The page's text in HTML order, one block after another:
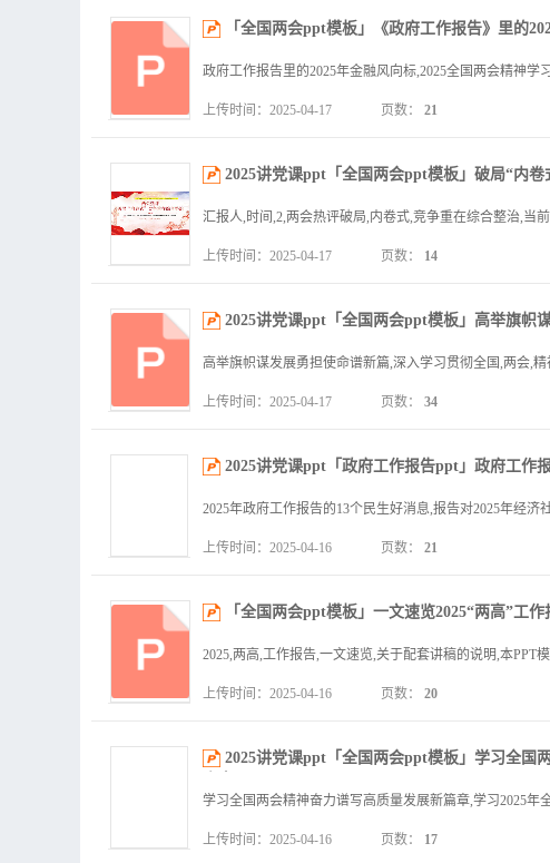
「全国两会ppt模板」《政府工作报告》里的
上传时间：2025-04-17 页数： 21
2025讲党课ppt「全国两会ppt模板」破局“内
上传时间：2025-04-17 页数： 14
2025讲党课ppt「全国两会ppt模板」高举旗帜
上传时间：2025-04-17 页数： 34
2025讲党课ppt「政府工作报告ppt」政府工作
上传时间：2025-04-16 页数： 21
「全国两会ppt模板」一文速览2025“两高”工
上传时间：2025-04-16 页数： 20
2025讲党课ppt「全国两会ppt模板」学习全国
上传时间：2025-04-16 页数： 17